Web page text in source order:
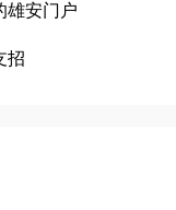
雄安门户
招